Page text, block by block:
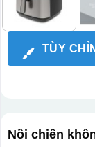
TÙY
Nồi chiên